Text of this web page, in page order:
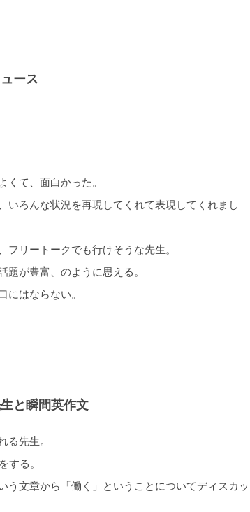
ース
くて、面白かった。
いろんな状況を再現してくれて表現してくれまし
リートークでも行けそうな先生。
が豊富、のように思える。
にはならない。
と瞬間英作文
る先生。
する。
う文章から「働く」ということについてディスカッ